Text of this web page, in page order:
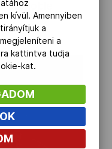
kívül. Amennyiben
a
a
kattintva tudja
kat.